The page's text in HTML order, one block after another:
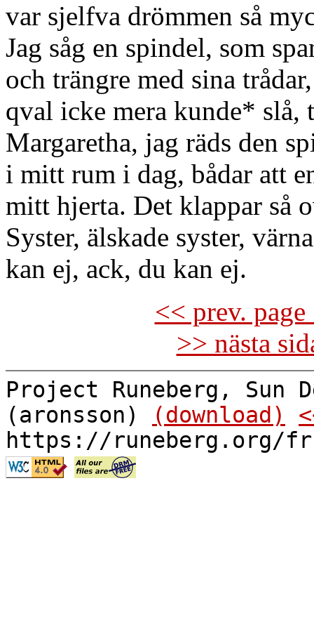
var sjelfva drömmen så
Jag såg en spindel, som
och trängre med sina
qval icke mera kunde*
Margaretha, jag räds den
i mitt rum i dag, bådar att
mitt hjerta. Det klappar så
Syster, älskade syster,
kan ej, ack, du kan ej.
<< prev.
>> nästa
Project Runeberg, Sun
(aronsson)
(download)
https://runeberg.org/